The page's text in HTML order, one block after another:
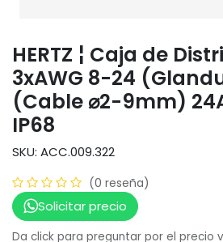
HERTZ ¦ Caja de
3xAWG 8-24
(Cable ⌀2-9mm)
IP68
SKU: ACC.009.322
(0 reseña)
Solicitar precio
Da click para preguntar por el precio